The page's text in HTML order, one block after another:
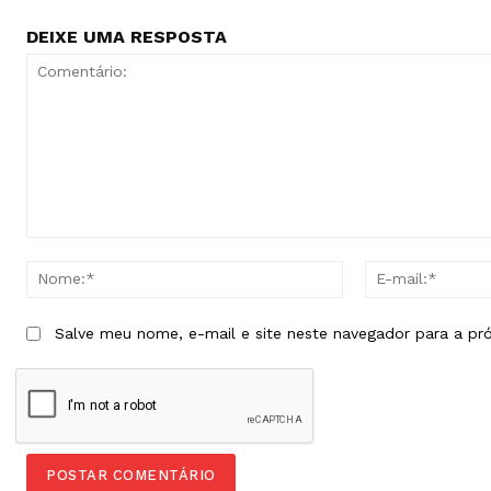
DEIXE UMA RESPOSTA
Nome:*
Salve meu nome, e-mail e site neste navegador para a